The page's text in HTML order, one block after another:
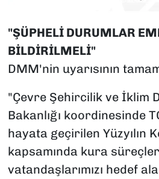
"ŞÜPHELİ DURUMLAR
BİLDİRİLMELİ"
DMM'nin uyarısının
"Çevre Şehircilik ve İklim
Bakanlığı koordinesinde
hayata geçirilen Yüzyılın
kapsamında kura
vatandaşlarımızı hedef